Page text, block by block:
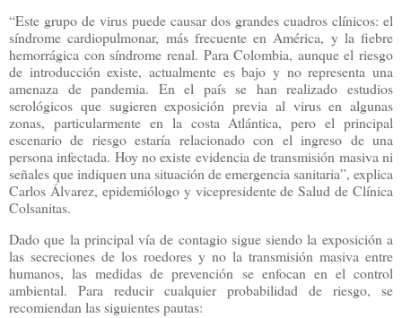
“Este grupo de virus puede causar dos grandes cuadros clínicos: el
síndrome cardiopulmonar, más frecuente en América, y la fiebre
hemorrágica con síndrome renal. Para Colombia, aunque el riesgo
de introducción existe, actualmente es bajo y no representa una
amenaza de pandemia. En el país se han realizado estudios
serológicos que sugieren exposición previa al virus en algunas
zonas, particularmente en la costa Atlántica, pero el principal
escenario de riesgo estaría relacionado con el ingreso de una
persona infectada. Hoy no existe evidencia de transmisión masiva ni
señales que indiquen una situación de emergencia sanitaria”, explica
Carlos Álvarez, epidemiólogo y vicepresidente de Salud de Clínica
Colsanitas.
Dado que la principal vía de contagio sigue siendo la exposición a
las secreciones de los roedores y no la transmisión masiva entre
humanos, las medidas de prevención se enfocan en el control
ambiental. Para reducir cualquier probabilidad de riesgo, se
recomiendan las siguientes pautas: